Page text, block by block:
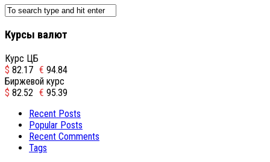
Курсы валют
Курс ЦБ
$ 82.17 € 94.84
Биржевой курс
$ 82.52 € 95.39
Recent Posts
Popular Posts
Recent Comments
Tags